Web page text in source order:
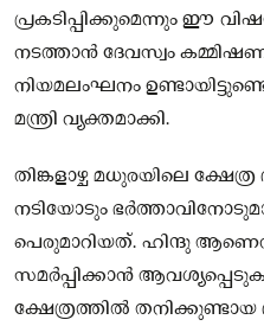
പ്രകടിപ്പിക്കുമെന്നും ഈ
നടത്താന്‍ ദേവസ്വം
നിയമലംഘനം
മന്ത്രി വ്യക്തമാക്കി.
തിങ്കളാഴ്ച മധുരയിലെ
നടിയോടും
പെരുമാറിയത്. ഹിന്ദു
സമര്‍പ്പിക്കാൻ
ക്ഷേത്രത്തില്‍